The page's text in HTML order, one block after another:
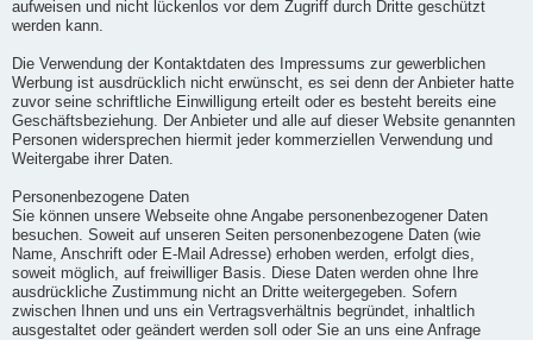
aufweisen und nicht lückenlos vor dem Zugriff durch Dritte geschützt
werden kann.
Die Verwendung der Kontaktdaten des Impressums zur gewerblichen
Werbung ist ausdrücklich nicht erwünscht, es sei denn der Anbieter hatte
zuvor seine schriftliche Einwilligung erteilt oder es besteht bereits eine
Geschäftsbeziehung. Der Anbieter und alle auf dieser Website genannten
Personen widersprechen hiermit jeder kommerziellen Verwendung und
Weitergabe ihrer Daten.
Personenbezogene Daten
Sie können unsere Webseite ohne Angabe personenbezogener Daten
besuchen. Soweit auf unseren Seiten personenbezogene Daten (wie
Name, Anschrift oder E-Mail Adresse) erhoben werden, erfolgt dies,
soweit möglich, auf freiwilliger Basis. Diese Daten werden ohne Ihre
ausdrückliche Zustimmung nicht an Dritte weitergegeben. Sofern
zwischen Ihnen und uns ein Vertragsverhältnis begründet, inhaltlich
ausgestaltet oder geändert werden soll oder Sie an uns eine Anfrage